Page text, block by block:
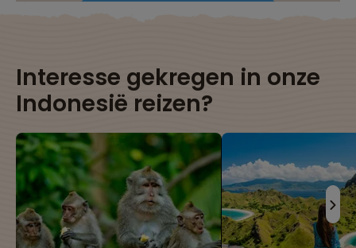
Interesse gekregen in onze
Indonesië reizen?